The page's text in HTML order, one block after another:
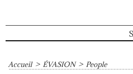
Accueil > ÉVASION > People